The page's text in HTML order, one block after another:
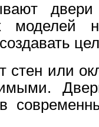
стен или